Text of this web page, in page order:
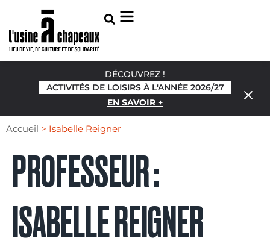
DÉCOUVREZ !
ACTIVITÉS DE LOISIRS À L'ANNÉE 2026/27
EN SAVOIR +
Accueil > Isabelle Reigner
PROFESSEUR :
ISABELLE REIGNER